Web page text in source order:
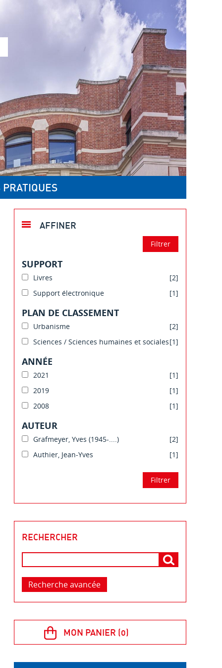
PRATIQUES
AFFINER
SUPPORT
Livres
[2]
Support électronique
[1]
PLAN DE CLASSEMENT
Urbanisme
[2]
Sciences / Sciences humaines et sociales[1]
ANNÉE
2021
[1]
2019
[1]
2008
[1]
AUTEUR
Grafmeyer, Yves (1945-....)
[2]
Authier, Jean-Yves
[1]
RECHERCHER
Recherche avancée